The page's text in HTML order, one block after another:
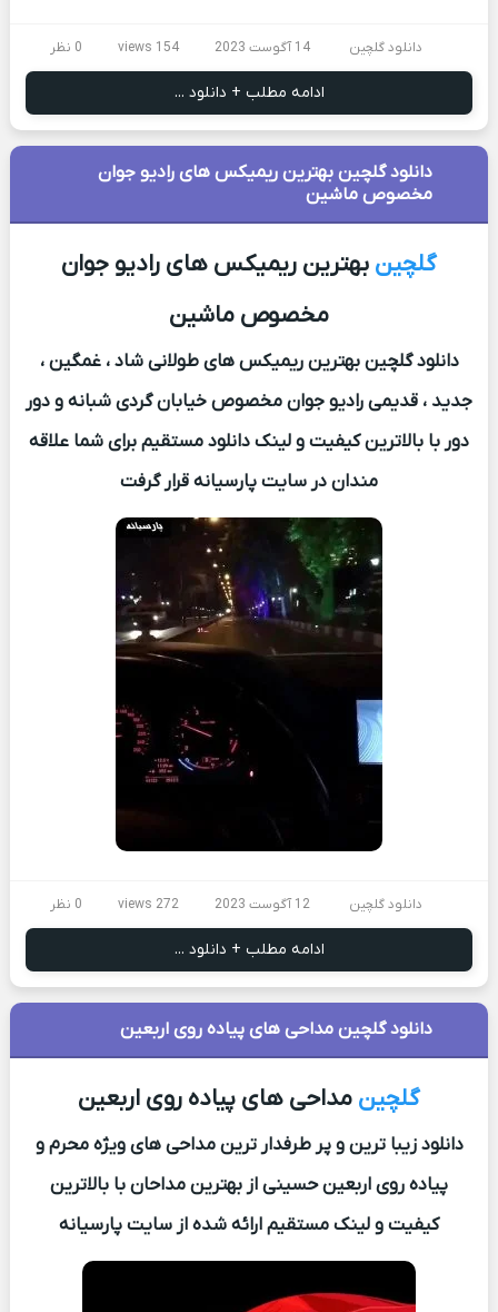
دانلود گلچین 14 آگوست 2023 154 views 0 نظر
ادامه مطلب + دانلود ...
دانلود گلچین بهترین ریمیکس های رادیو جوان
مخصوص ماشین
گلچین بهترین ریمیکس های رادیو جوان
مخصوص ماشین
دانلود گلچین بهترین ریمیکس های طولانی شاد ، غمگین ،
جدید ، قدیمی رادیو جوان مخصوص خیابان گردی شبانه و دور
دور با بالاترین کیفیت و لینک دانلود مستقیم برای شما علاقه
مندان در سایت پارسیانه قرار گرفت
دانلود گلچین 12 آگوست 2023 272 views 0 نظر
ادامه مطلب + دانلود ...
دانلود گلچین مداحی های پیاده روی اربعین
گلچین مداحی های پیاده روی اربعین
دانلود زیبا ترین و پر طرفدار ترین مداحی های ویژه محرم و
پیاده روی اربعین حسینی از بهترین مداحان با بالاترین
کیفیت و لینک مستقیم ارائه شده از سایت پارسیانه